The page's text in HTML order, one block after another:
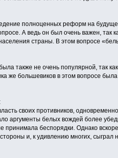
полноценных реформ на
А ведь он был очень важен, так
страны. В этом вопросе
также не очень популярной, так
же большевиков в этом вопросе
своих противников,
аргументы белых вождей более
беспорядки. Однако
и, к удивлению многих, сыграл